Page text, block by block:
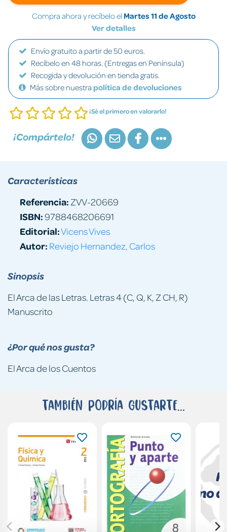
Compra ahora y recíbelo el Martes 11 de Agosto
Ver detalles
Envío gratuito a partir de 50 euros.
Recíbelo en 48 horas. (Entregas en Península)
Recogida y devolución en tienda gratis.
Más sobre nuestra política de devoluciones
¡Sé el primero en valorarlo!
¡Compártelo!
Sinopsis
El Arca de las Letras. Letras 4 (C, Q, K, Z CH, R)
Manuscrito
¿Por qué nos gusta?
El Arca de los Cuentos
Características
Referencia: ZVV-20669
ISBN:9788468206691
Editorial:Vicens Vives
Autor: Reviejo Hernandez, Carlos
También podría gustarte...